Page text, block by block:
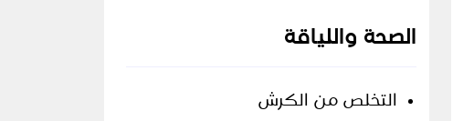
الصحة واللياقة
التخلص من الكرش